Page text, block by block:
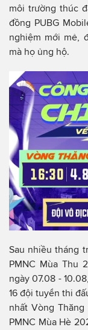
môi trường thúc
đồng PUBG
nghiệm mới mẻ,
mà họ ủng hộ.
Sau nhiều tháng
PMNC Mùa Thu
ngày 07.08 -
16 đội tuyển thi
nhất Vòng
PMNC Mùa Hè